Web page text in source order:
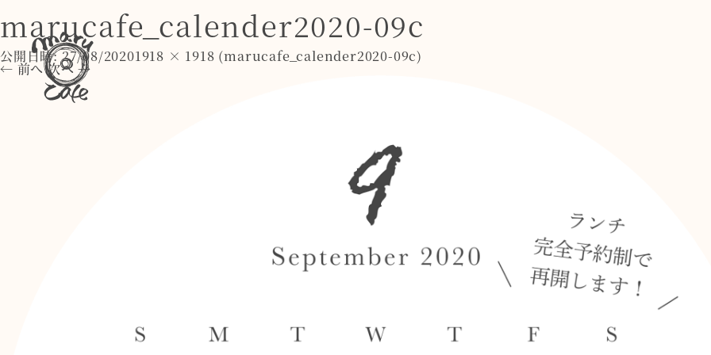
marucafe_calender2020-09c
公開日時: 27/08/20201918 × 1918 (marucafe_calender2020-09c)
← 前へ 次へ →